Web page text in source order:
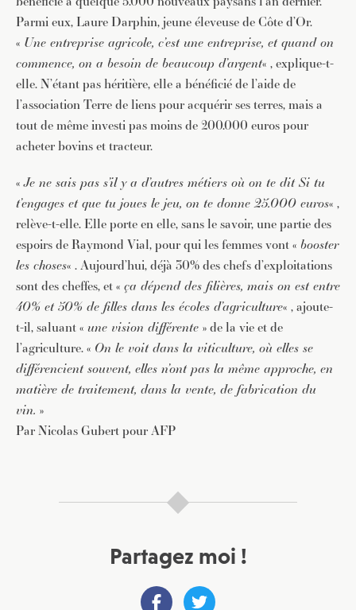
Parmi eux, Laure Darphin, jeune éleveuse de Côte d’Or.
« Une entreprise agricole, c’est une entreprise, et quand on
commence, on a besoin de beaucoup d’argent« , explique-t-
elle. N’étant pas héritière, elle a bénéficié de l’aide de
l’association Terre de liens pour acquérir ses terres, mais a
tout de même investi pas moins de 200.000 euros pour
acheter bovins et tracteur.
«Je ne sais pas s’il y a d’autres métiers où on te dit Si tu
t’engages et que tu joues le jeu, on te donne 25.000 euros« ,
relève-t-elle. Elle porte en elle, sans le savoir, une partie des
espoirs de Raymond Vial, pour qui les femmes vont « booster
les choses« . Aujourd’hui, déjà 30% des chefs d’exploitations
sont des cheffes, et « ça dépend des filières, mais on est entre
40% et 50% de filles dans les écoles d’agriculture« , ajoute-
t-il, saluant « une vision différente » de la vie et de
l’agriculture. « On le voit dans la viticulture, où elles se
différencient souvent, elles n’ont pas la même approche, en
matière de traitement, dans la vente, de fabrication du
vin. »
Par Nicolas Gubert pour AFP
Partagez moi !
JE M'INSCRIS À LA NEWSLETTER
Pour recevoir toutes les deux semaines notre lettre
d’info avec une sélection d’articles …